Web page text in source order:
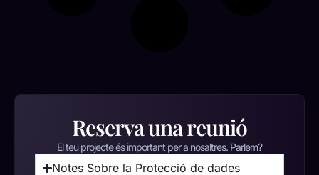
Reserva una reunió
El teu projecte és important per a nosaltres. Parlem?
Notes Sobre la Protecció de dades